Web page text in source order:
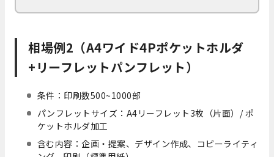
相場例2（A4ワイド4Pポケットホルダ
+リーフレットパンフレット）
条件：印刷数500~1000部
パンフレットサイズ：A4リーフレット3枚（片面）/ ポ
ケットホルダ加工
含む内容：企画・提案、デザイン作成、コピーライティ